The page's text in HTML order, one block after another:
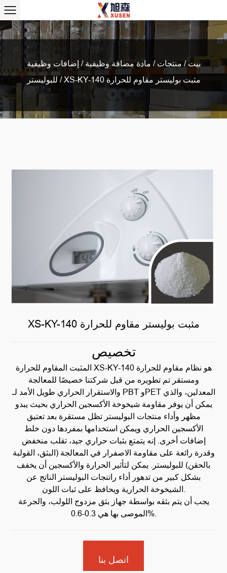
بيت/ منتجات / مادة مضافة وظيفية / إضافات وظيفية
للبوليستر / XS-KY-140 مثبت بوليستر مقاوم للحرارة
XS-KY-140 مثبت بوليستر مقاوم للحرارة
تخصيص
المثبت المقاوم للحرارة XS-KY-140 هو نظام مقاوم للحرارة
ومستقر تم تطويره من قبل شركتنا خصيصًا للمعالجة
والاستقرار الحراري طويل الأمد لـ PBT وPET المعدلين، والذي
يمكن أن يوفر مقاومة شيخوخة الأكسجين الحراري بحيث يبدو
مظهر وأداء منتجات البوليستر تظل مستقرة بعد تعتيق
الأكسجين الحراري ويمكن استخدامها بمفردها دون خلط
إضافات أخرى. إنه يتمتع بثبات حراري جيد، تقلب منخفض
وقدرة رائعة على مقاومة الاصفرار في المعالجة (البثق، القولبة
بالحقن) للبوليستر. يمكن لتأثير الحرارة والأكسجين أن يخفف
بشكل كبير من تدهور أداء راتنجات البوليستر الناتج عن
يجب أن يتم بثقه بواسطة جهاز بثق مزدوج اللولب، والجرعة
الموصى بها هي 0.3-0.6%.
اتصل بنا